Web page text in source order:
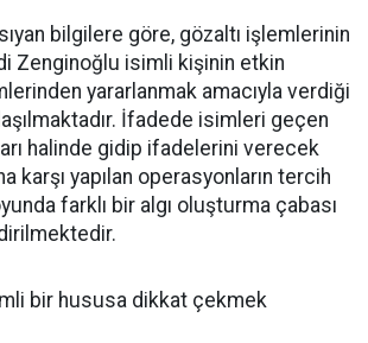
bilgilere göre, gözaltı işlemlerinin
Zenginoğlu isimli kişinin etkin
yararlanmak amacıyla verdiği
İfadede isimleri geçen
halinde gidip ifadelerini verecek
karşı yapılan operasyonların tercih
farklı bir algı oluşturma çabası
bir hususa dikkat çekmek